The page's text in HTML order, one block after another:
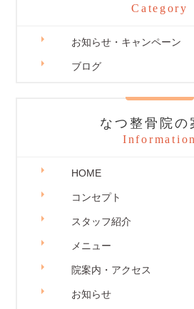
Category
お知らせ・キャンペーン
ブログ
なつ整骨院の
Information
HOME
コンセプト
スタッフ紹介
メニュー
院案内・アクセス
お知らせ